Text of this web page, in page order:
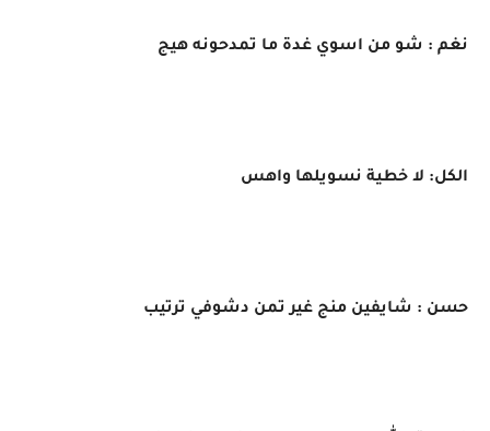
نغم : شو من اسوي غدة ما تمدحونه هيج
الكل: لا خطية نسويلها واهس
حسن : شايفين منج غير تمن دشوفي ترتيب